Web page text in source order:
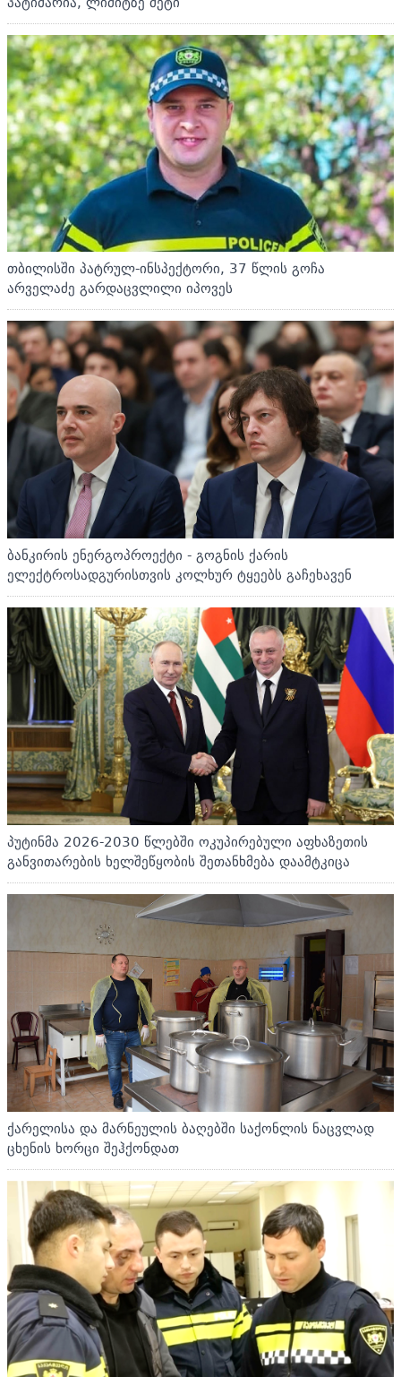
თბილისში პატრულ-ინსპექტორი, 37 წლის გოჩა
არველაძე გარდაცვლილი იპოვეს
ბანკირის ენერგოპროექტი - გოგნის ქარის
ელექტროსადგურისთვის კოლხურ ტყეებს გაჩეხავენ
პუტინმა 2026-2030 წლებში ოკუპირებული აფხაზეთის
განვითარების ხელშეწყობის შეთანხმება დაამტკიცა
ქარელისა და მარნეულის ბაღებში საქონლის ნაცვლად
ცხენის ხორცი შეჰქონდათ